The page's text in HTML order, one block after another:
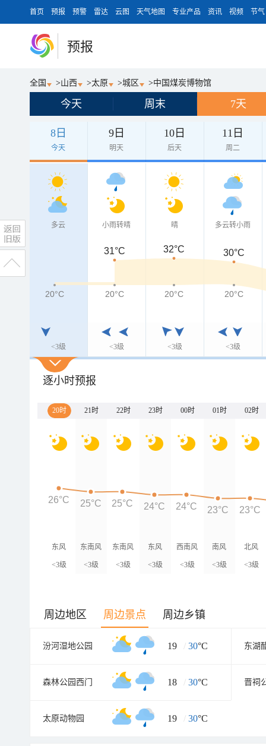
首页 预报 预警 雷达 云图 天气地图 专业产品 资讯 视频 节气
预报
全国 >山西 >太原 >城区 >中国煤炭博物馆
今天 周末 7天
8日
今天
9日
明天
10日
后天
11日
周二
多云
<3级
小雨转晴
<3级
晴
<3级
多云转小雨
<3级
31°C 32°C 30°C
20°C 20°C 20°C 20°C
逐小时预报
20时 21时 22时 23时 00时 01时 02时
东风
<3级
东南风
<3级
东南风
<3级
东风
<3级
西南风
<3级
南风
<3级
北风
<3级
26°C 25°C 25°C 24°C 24°C 23°C 23°C
周边地区 周边景点 周边乡镇
汾河湿地公园 19 / 30°C 东湖
森林公园西门 18 / 30°C 晋祠
太原动物园 19 / 30°C